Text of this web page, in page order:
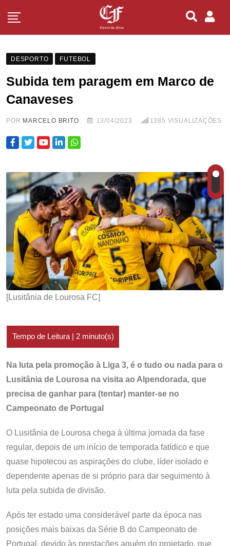
DESPORTO FUTEBOL
Subida tem paragem em Marco de
Canaveses
POR MARCELO BRITO 13/04/2023 1385 VISUALIZAÇÕES
[Lusitânia de Lourosa FC]
Na luta pela promoção à Liga 3, é o tudo ou nada para o
Lusitânia de Lourosa na visita ao Alpendorada, que
precisa de ganhar para (tentar) manter-se no
Campeonato de Portugal
O Lusitânia de Lourosa chega à última jornada da fase
regular, depois de um início de temporada fatídico e que
quase hipotecou as aspirações do clube, líder isolado e
dependente apenas de si próprio para dar seguimento à
luta pela subida de divisão.
Após ter estado uma considerável parte da época nas
posições mais baixas da Série B do Campeonato de
Portugal, devido às prestações aquém do projetado, que